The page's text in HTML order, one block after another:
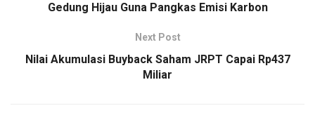
Gedung Hijau Guna Pangkas Emisi Karbon
Next Post
Nilai Akumulasi Buyback Saham JRPT Capai Rp437
Miliar